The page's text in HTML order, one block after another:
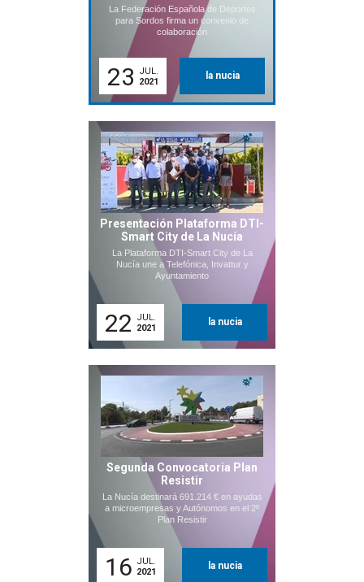
La Federación Española de Deportes
para Sordos firma un convenio de
colaboración
23
JUL.
2021
la nucia
Presentación Plataforma DTI-
Smart City de La Nucía
La Plataforma DTI-Smart City de La
Nucía une a Telefónica, Invattur y
Ayuntamiento
22
JUL.
2021
la nucia
Segunda Convocatoria Plan
Resistir
La Nucía destinará 691.214 € en ayudas
a microempresas y Autónomos en el 2º
Plan Resistir
16 JUL.
2021
la nucia